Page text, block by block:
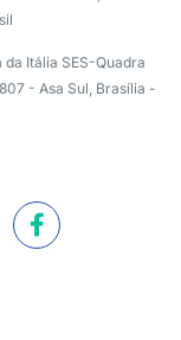
Itália SES-Quadra
- Asa Sul, Brasília -